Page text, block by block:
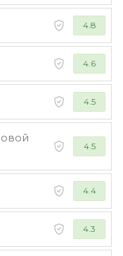
4.8
4.6
4.5
4.5
4.4
4.3